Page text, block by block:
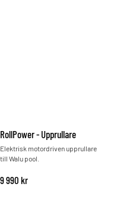
000 kr till 58 300 kr
RollPower - Upprullare
Elektrisk motordriven upprullare
till Walu pool.
9 990 kr